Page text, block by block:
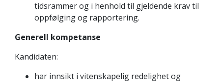
tidsrammer og i henhold til gjeldende krav til
oppfølging og rapportering.
Generell kompetanse
Kandidaten:
har innsikt i vitenskapelig redelighet og